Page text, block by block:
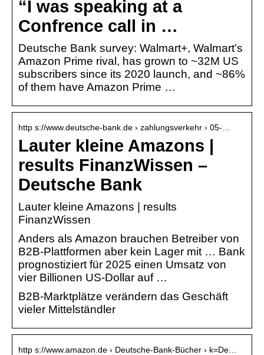
“I was speaking at a
Confrence call in …
Deutsche Bank survey: Walmart+, Walmart’s
Amazon Prime rival, has grown to ~32M US
subscribers since its 2020 launch, and ~86%
of them have Amazon Prime …
http s://www.deutsche-bank.de › zahlungsverkehr › 05-…
Lauter kleine Amazons |
results FinanzWissen –
Deutsche Bank
Lauter kleine Amazons | results
FinanzWissen
Anders als Amazon brauchen Betreiber von
B2B-Plattformen aber kein Lager mit … Bank
prognostiziert für 2025 einen Umsatz von
vier Billionen US-Dollar auf …
B2B-Marktplätze verändern das Geschäft
vieler Mittelständler
http s://www.amazon.de › Deutsche-Bank-Bücher › k=De…